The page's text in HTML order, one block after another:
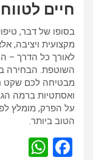
חיים
בסופו של דבר,
מקצועית ויציבה,
לאורך כל הדרך –
השוטפת. הבחירה
מבטיחה לכם שקט
ואסתטיות ברמה
על הפרק, מומלץ
הטוב ביותר.
F